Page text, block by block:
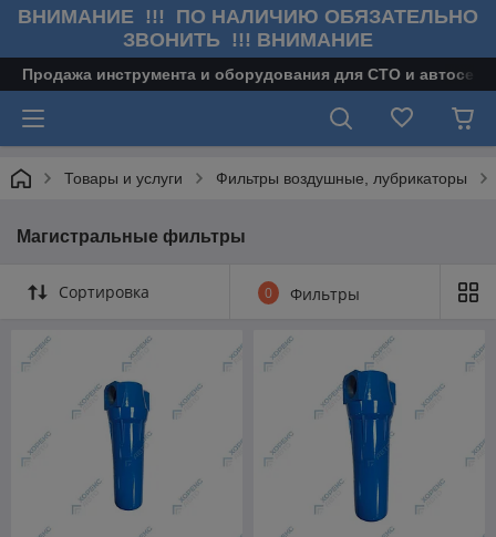
ВНИМАНИЕ !!! ПО НАЛИЧИЮ ОБЯЗАТЕЛЬНО
ЗВОНИТЬ !!! ВНИМАНИЕ
Продажа инструмента и оборудования для СТО и
Товары и услуги Фильтры воздушные, лубрикаторы
Магистральные фильтры
Сортировка 0 Фильтры